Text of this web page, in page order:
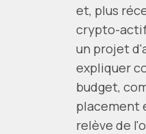
et, plus
crypto-
un projet
expliquer
budget,
placement
relève de